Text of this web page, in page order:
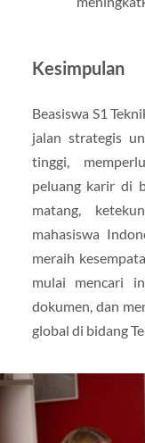
Kesimpulan
Beasiswa S1
jalan strategis
tinggi,
peluang karir di
matang,
mahasiswa
meraih
mulai mencari
dokumen, dan
global di bidang